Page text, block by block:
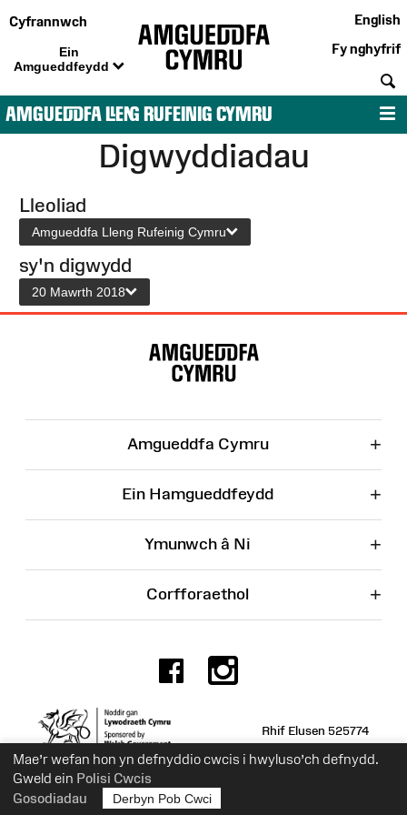
Mae’r wefan hon yn defnyddio cwcis i hwyluso’ch defnydd.
Gweld ein Polisi Cwcis
Gosodiadau
Derbyn Pob Cwci
Cyfrannwch
Ein
Amgueddfeydd
English
Fy nghyfrif
AMGUEDDFA LLENG RUFEINIG CYMRU
Digwyddiadau
Lleoliad
Amgueddfa Lleng Rufeinig Cymru
sy'n digwydd
20 Mawrth 2018
Amgueddfa Cymru +
Ein Hamgueddfeydd +
Ymunwch â Ni +
Corfforaethol +
Facebook
Rhif Elusen 525774